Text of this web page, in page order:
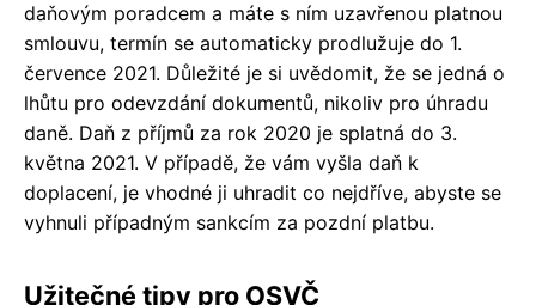
daňovým poradcem a máte s ním uzavřenou platnou
smlouvu, termín se automaticky prodlužuje do 1.
července 2021. Důležité je si uvědomit, že se jedná o
lhůtu pro odevzdání dokumentů, nikoliv pro úhradu
daně. Daň z příjmů za rok 2020 je splatná do 3.
května 2021. V případě, že vám vyšla daň k
doplacení, je vhodné ji uhradit co nejdříve, abyste se
vyhnuli případným sankcím za pozdní platbu.
Užitečné tipy pro OSVČ